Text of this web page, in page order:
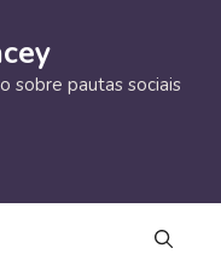
sobre pautas sociais